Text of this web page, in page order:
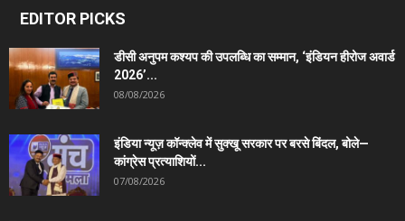
EDITOR PICKS
डीसी अनुपम कश्यप की उपलब्धि का सम्मान, ‘इंडियन हीरोज अवार्ड
2026’...
08/08/2026
इंडिया न्यूज़ कॉन्क्लेव में सुक्खू सरकार पर बरसे बिंदल, बोले—
कांग्रेस प्रत्याशियों...
07/08/2026